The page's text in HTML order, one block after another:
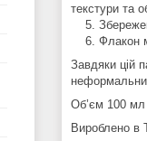
текстури та
5.
6. Флакон
Завдяки цій
Об’єм 100 мл
Вироблено в